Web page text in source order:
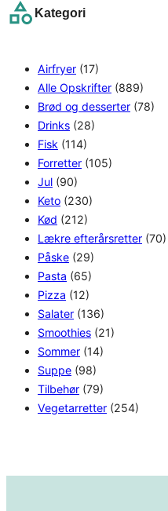
c
Kategori
Airfryer (17)
Alle Opskrifter (889)
Brød og desserter (78)
Drinks (28)
Fisk (114)
Forretter (105)
Jul (90)
Keto (230)
Kød (212)
Lækre efterårsretter (70)
Påske (29)
Pasta (65)
Pizza (12)
Salater (136)
Smoothies (21)
Sommer (14)
Suppe (98)
Tilbehør (79)
Vegetarretter (254)